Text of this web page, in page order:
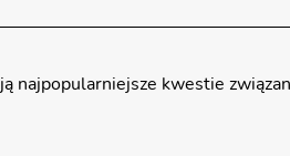
najpopularniejsze kwestie